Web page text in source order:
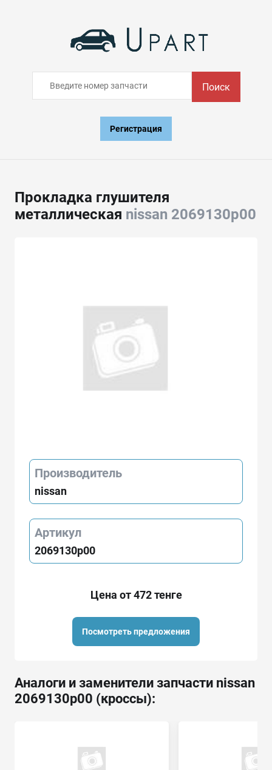
Поиск
Регистрация
Прокладка глушителя
металлическая nissan 2069130p00
Производитель
nissan
Артикул
2069130p00
Цена от 472 тенге
Посмотреть предложения
Аналоги и заменители запчасти nissan
2069130p00 (кроссы):